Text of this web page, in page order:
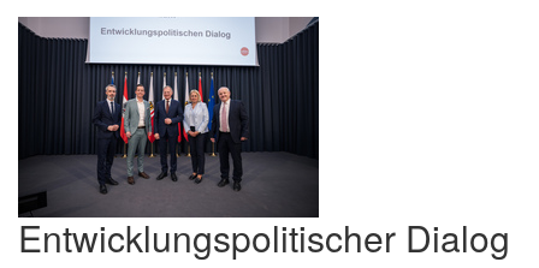
Entwicklungspolitischer Dialog